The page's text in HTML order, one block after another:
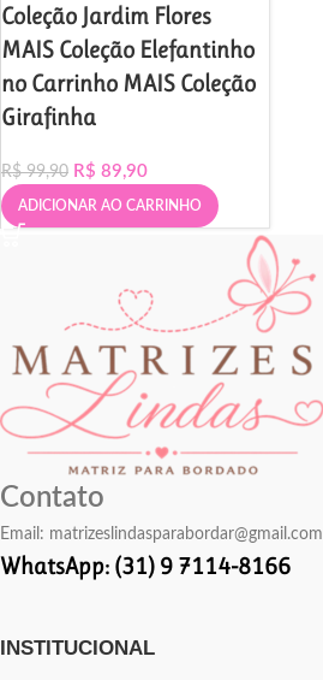
Coleção Jardim Flores
MAIS Coleção Elefantinho
no Carrinho MAIS Coleção
Girafinha
R$99,90 R$ 89,90
ADICIONAR AO CARRINHO
Contato
Email: matrizeslindasparabordar@gmail.com
WhatsApp: (31) 9 7114-8166
INSTITUCIONAL